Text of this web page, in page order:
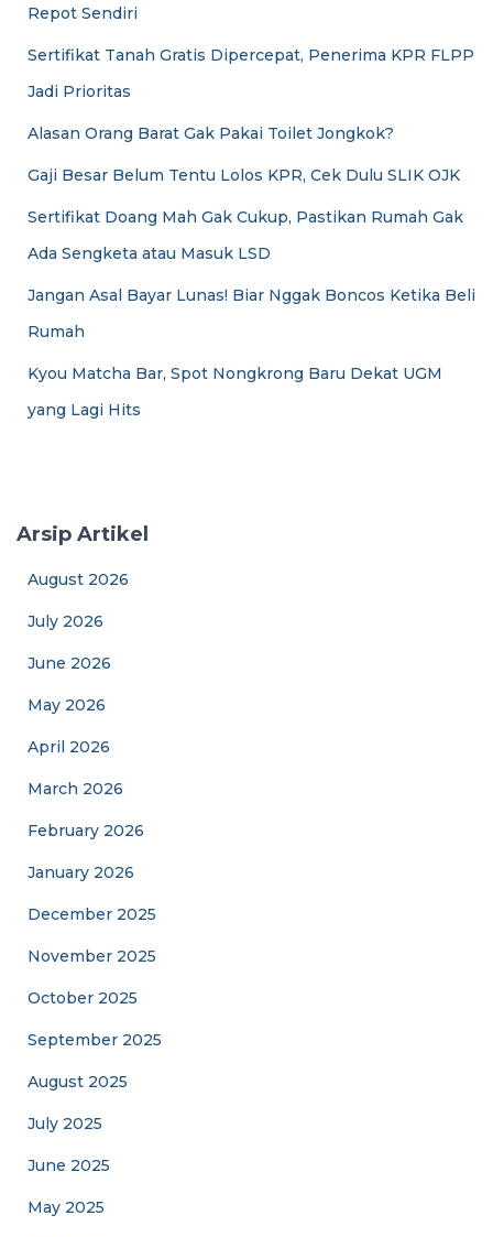
Repot Sendiri
Sertifikat Tanah Gratis Dipercepat, Penerima KPR FLPP
Jadi Prioritas
Alasan Orang Barat Gak Pakai Toilet Jongkok?
Gaji Besar Belum Tentu Lolos KPR, Cek Dulu SLIK OJK
Sertifikat Doang Mah Gak Cukup, Pastikan Rumah Gak
Ada Sengketa atau Masuk LSD
Jangan Asal Bayar Lunas! Biar Nggak Boncos Ketika Beli
Rumah
Kyou Matcha Bar, Spot Nongkrong Baru Dekat UGM
yang Lagi Hits
Arsip Artikel
August 2026
July 2026
June 2026
May 2026
April 2026
March 2026
February 2026
January 2026
December 2025
November 2025
October 2025
September 2025
August 2025
July 2025
June 2025
May 2025